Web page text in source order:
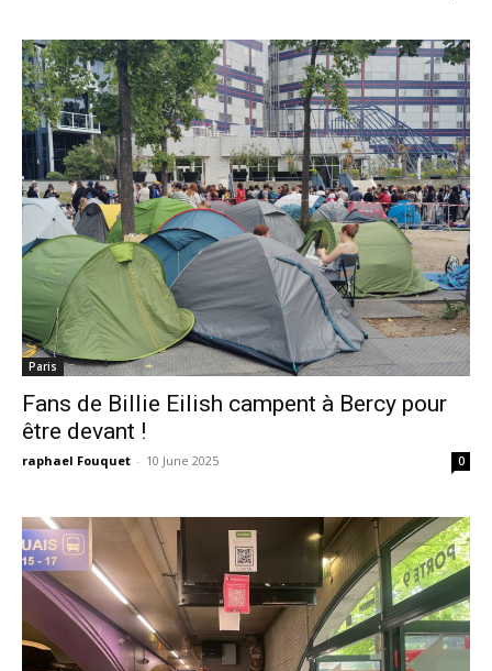
Paris
Fans de Billie Eilish campent à Bercy pour
être devant !
raphael Fouquet - 10 June 2025 0